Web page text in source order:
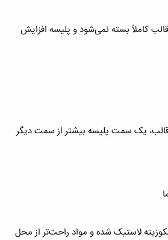
کاملاً بسته نمی‌شود و پلیسه افزایش
یک سمت پلیسه بیشتر از سمت دیگر
لاستیک شده و مواد راحت‌تر از محل